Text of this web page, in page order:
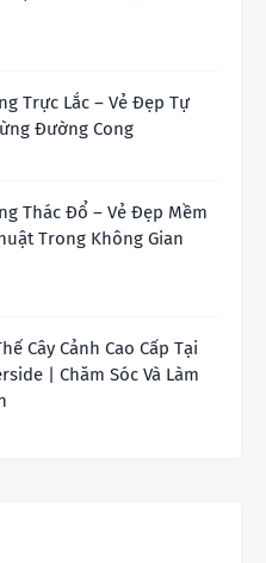
Trực Lắc – Vẻ Đẹp Tự
Đường Cong
Thác Đổ – Vẻ Đẹp Mềm
Trong Không Gian
Cây Cảnh Cao Cấp Tại
| Chăm Sóc Và Làm